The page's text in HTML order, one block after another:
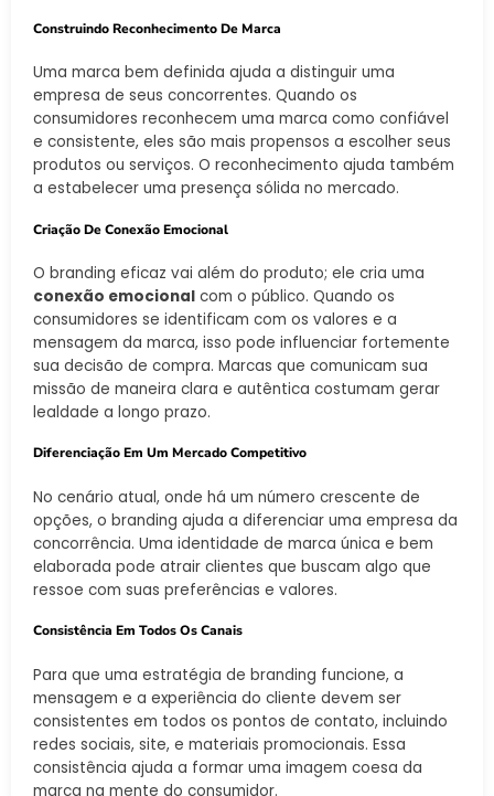
Construindo Reconhecimento De Marca
Uma marca bem definida ajuda a distinguir uma
empresa de seus concorrentes. Quando os
consumidores reconhecem uma marca como confiável
e consistente, eles são mais propensos a escolher seus
produtos ou serviços. O reconhecimento ajuda também
a estabelecer uma presença sólida no mercado.
Criação De Conexão Emocional
O branding eficaz vai além do produto; ele cria uma
conexão emocional com o público. Quando os
consumidores se identificam com os valores e a
mensagem da marca, isso pode influenciar fortemente
sua decisão de compra. Marcas que comunicam sua
missão de maneira clara e autêntica costumam gerar
lealdade a longo prazo.
Diferenciação Em Um Mercado Competitivo
No cenário atual, onde há um número crescente de
opções, o branding ajuda a diferenciar uma empresa da
concorrência. Uma identidade de marca única e bem
elaborada pode atrair clientes que buscam algo que
ressoe com suas preferências e valores.
Consistência Em Todos Os Canais
Para que uma estratégia de branding funcione, a
mensagem e a experiência do cliente devem ser
consistentes em todos os pontos de contato, incluindo
redes sociais, site, e materiais promocionais. Essa
consistência ajuda a formar uma imagem coesa da
marca na mente do consumidor.